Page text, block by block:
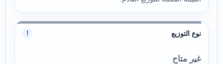
نوع التوزيع !
غير متاح